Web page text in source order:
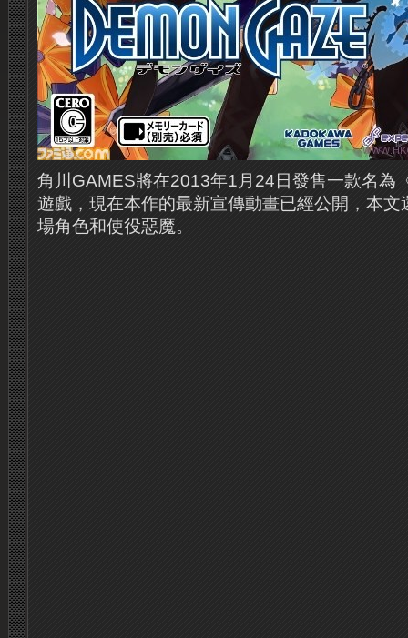
角川GAMES將在2013年1月24日發售一款名為
遊戲，現在本作的最新宣傳動畫已經公開，本文
場角色和使役惡魔。